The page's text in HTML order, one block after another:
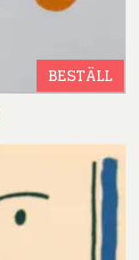
BESTÄLL